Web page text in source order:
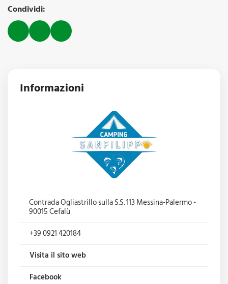
Condividi:
Informazioni
Contrada Ogliastrillo sulla S.S. 113 Messina-Palermo -
90015 Cefalù
+39 0921 420184
Visita il sito web
Facebook